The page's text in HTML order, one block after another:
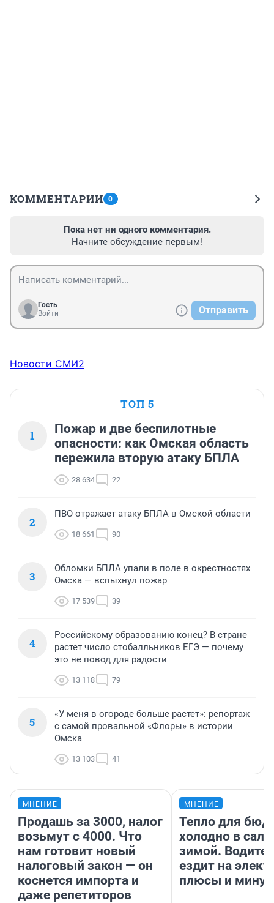
КОММЕНТАРИИ 0
Пока нет ни одного комментария.
Начните обсуждение первым!
Гость
Войти
Отправить
Новости СМИ2
ТОП 5
1
Пожар и две беспилотные
опасности: как Омская область
пережила вторую атаку БПЛА
28 634 22
2
ПВО отражает атаку БПЛА в Омской области
18 661 90
3
Обломки БПЛА упали в поле в окрестностях
Омска — вспыхнул пожар
17 539 39
4
Российскому образованию конец? В стране
растет число стобалльников ЕГЭ — почему
это не повод для радости
13 118 79
5
«У меня в огороде больше растет»: репортаж
с самой провальной «Флоры» в истории
Омска
13 103 41
МНЕНИЕ
Продашь за 3000, налог
возьмут с 4000. Что
нам готовит новый
налоговый закон — он
коснется импорта и
даже репетиторов
МНЕНИЕ
Тепло для
холодно в
зимой.
ездит на
плюсы и